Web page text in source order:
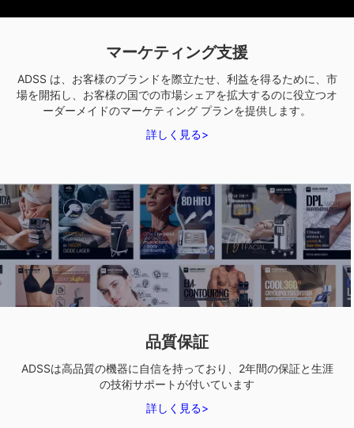
マーケティング支援
ADSS は、お客様のブランドを際立たせ、利益を得るために、市
場を開拓し、お客様の国での市場シェアを拡大するのに役立つオ
ーダーメイドのマーケティング プランを提供します。
詳しく見る>
品質保証
ADSSは高品質の機器に自信を持っており、2年間の保証と生涯
の技術サポートが付いています
詳しく見る>